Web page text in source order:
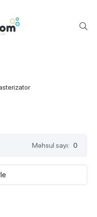
Məhsul sayı: 0